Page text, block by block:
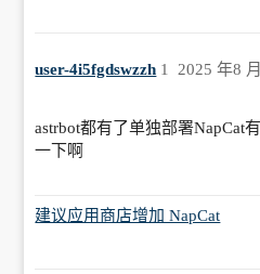
user-4i5fgdswzzh 2025 年8
1
astrbot都有了单独部署NapCat
一下啊
建议应用商店增加 NapCat